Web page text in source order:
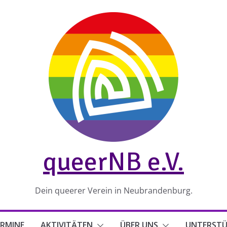
queerNB e.V.
Dein queerer Verein in Neubrandenburg.